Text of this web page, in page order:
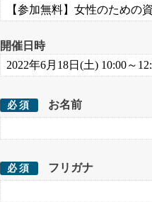
開催日時
必須 お名前
必須 フリガナ